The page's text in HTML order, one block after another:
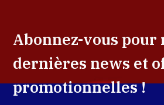
Abonnez-vous
dernières news et
promotionnelles !